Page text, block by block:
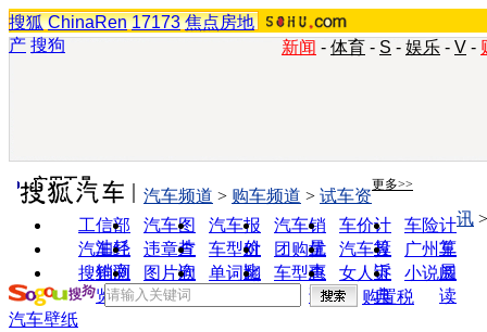
搜狐 ChinaRen 17173 焦点房地
产 搜狗 新闻 - 体育 - S - 娱乐 - V -
实用工具 更多>>
工信部
油耗
汽车图
片
汽车报
价
汽车销
量
车价计
算
车险计
算
汽车经
销商
违章查
询
车型对
比
团购优
惠
汽车投
诉
广州车
展
搜狗浏
览器
图片欣
赏
单词翻
车型查
询
女人宝
典
小说阅
读
汽车频道 > 购车频道 > 试车资
讯
购置税
汽车壁纸